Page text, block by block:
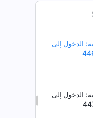
الدخول إلى
الدخول إلى